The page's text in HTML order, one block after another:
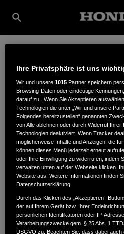
FISCHER
GMBH
Friedelsheimer Straße 22
Ihre Privatsphäre ist uns
Wir und unsere1015 Partner speichern
Browsing-Daten oder eindeutige
darauf zu . Wenn Sie Akzeptieren
Technologien die unter „Wir und unsere
Folgendes bereitzustellen“ genannten
von Alle ablehnen oder durch Widerruf Ihrer
Technologien deaktiviert. Wenn Tracker
möglicherweise Inhalte und Anzeigen, die
können dieses Menü jederzeit erneut
oder Ihre Einwilligung zu widerrufen, indem
verwalten unten auf der Webseite klicken.
Website aus. Weitere Informationen finden
Datenschutzerklärung.
Durch das Klicken des „Akzeptieren“-
der auf Ihrem Gerät bzw. Ihrer
persönlichen Identifikatoren oder IP-
Verarbeitungszwecke gem. § 25 Abs. 1
DSGVO zu. Beachten Sie, dass dabei